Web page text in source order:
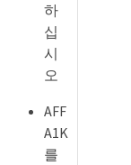
하
십
시
오
AFF
A1K
를